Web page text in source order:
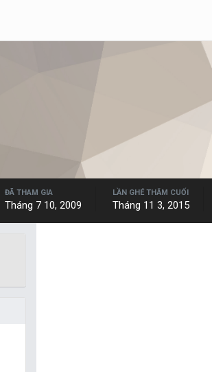
ĐÃ THAM GIA
Tháng 7 10, 2009
LẦN GHÉ THĂM CUỐI
Tháng 11 3, 2015